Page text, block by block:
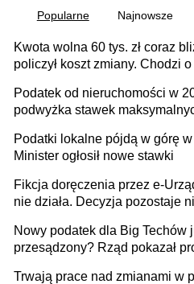
Popularne Najnowsze
Kwota wolna 60 tys. zł coraz
policzył koszt zmiany. Chodzi
Podatek od nieruchomości w
podwyżka stawek
budynków i lokali związanych z
prowadzeniem działalności
Podatki lokalne pójdą w górę
Minister ogłosił nowe stawki
Fikcja doręczenia przez e-
nie działa. Decyzja pozostaje
Nowy podatek dla Big Techów
przesądzony? Rząd pokazał
Trwają prace nad zmianami w